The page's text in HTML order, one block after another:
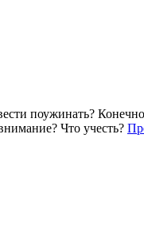
поужинать?
Что учесть?